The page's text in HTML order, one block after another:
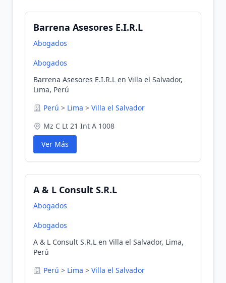
Barrena Asesores E.I.R.L
Abogados
Abogados
Barrena Asesores E.I.R.L en Villa el Salvador,
Lima, Perú
Perú > Lima > Villa el Salvador
Mz C Lt 21 Int A 1008
Ver Más
A & L Consult S.R.L
Abogados
Abogados
A & L Consult S.R.L en Villa el Salvador, Lima,
Perú
Perú > Lima > Villa el Salvador